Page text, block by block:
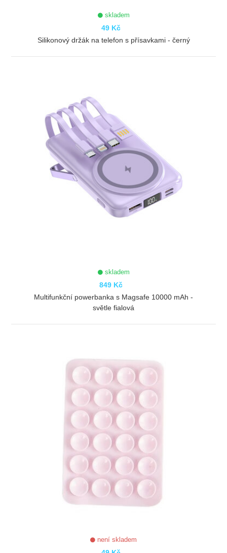
skladem
49 Kč
Silikonový držák na telefon s přísavkami - černý
skladem
849 Kč
Multifunkční powerbanka s Magsafe 10000 mAh -
světle fialová
není skladem